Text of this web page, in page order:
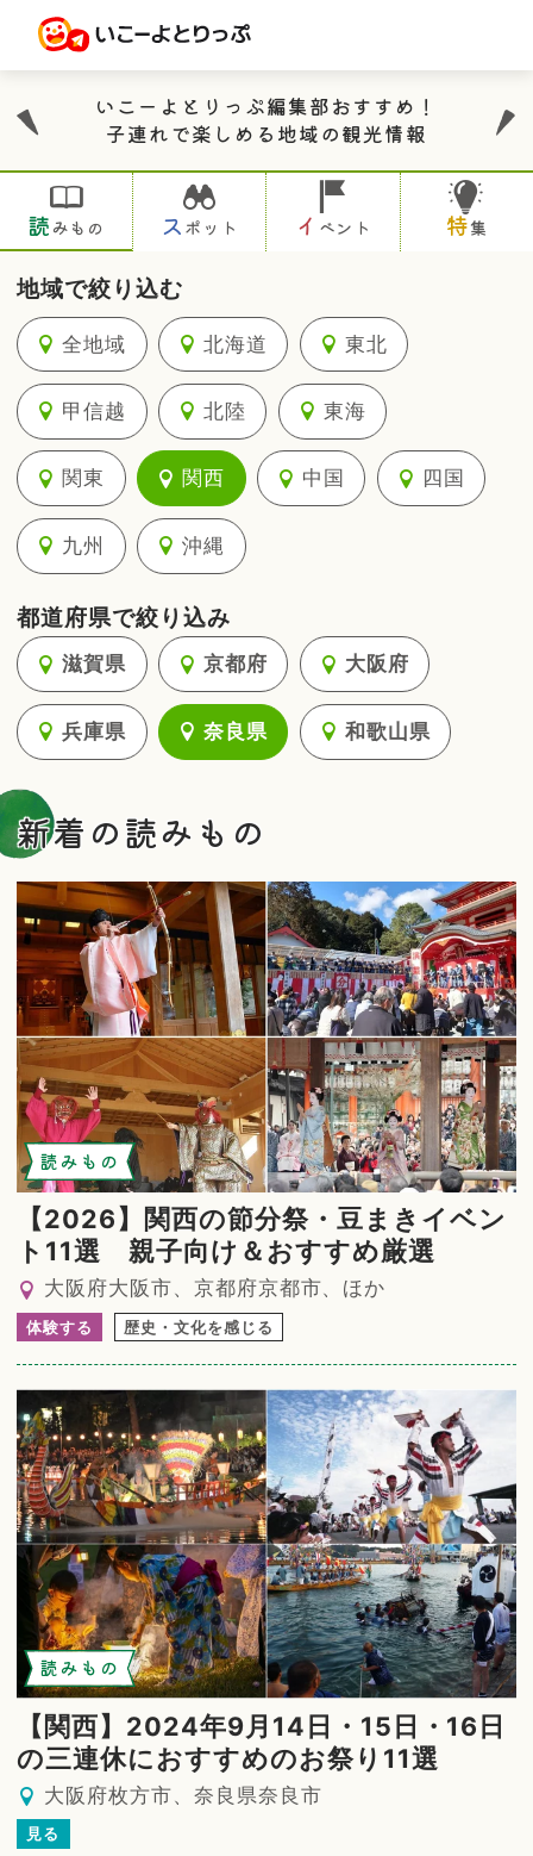
いこーよとりっぷ編集部おすすめ！
子連れで楽しめる地域の観光情報
読みもの スポット イ ベント 特集
地域で絞り込む
全地域 北海道 東北
甲信越 北陸 東海
関東 関西 中国 四国
九州 沖縄
都道府県で絞り込み
滋賀県 京都府 大阪府
兵庫県 奈良県 和歌山県
新着の読みもの
読みもの
【2026】関西の節分祭・豆まきイベン
ト11選 親子向け＆おすすめ厳選
大阪府大阪市、京都府京都市、ほか
体験する 歴史・文化を感じる
読みもの
【関西】2024年9月14日・15日・16日
の三連休におすすめのお祭り11選
大阪府枚方市、奈良県奈良市
見る